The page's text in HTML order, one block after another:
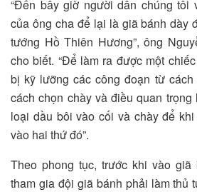
“Đến bây giờ người dân chúng tôi
của ông cha để lại là giã bánh dày
tướng Hồ Thiên Hương”, ông
cho biết. “Để làm ra được một
bị kỹ lưỡng các công đoạn từ cách
cách chọn chày và điều quan
loại dầu bôi vào cối và chày để
vào hai thứ đó”.
Theo phong tục, trước khi vào giã
tham gia đội giã bánh phải làm thủ